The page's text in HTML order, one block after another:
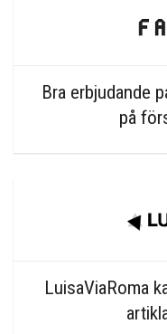
Bra erbjudande
på
LuisaViaRoma